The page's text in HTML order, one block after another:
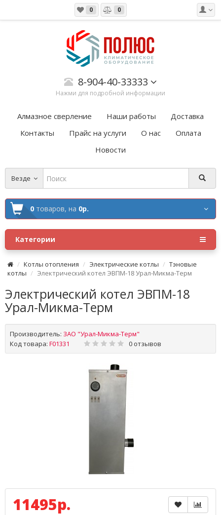
0 0
8-904-40-33333
Нажми для подробной информации
Алмазное сверление Наши работы
Доставка
Контакты
Прайс на услуги О нас
Оплата
Новости
Везде
0 товаров, на 0р.
Категории
Котлы отопления Электрические котлы
Тэновые
котлы
Электрический котел ЭВПМ-18 Урал-Микма-Терм
Электрический котел ЭВПМ-18
Урал-Микма-Терм
Производитель: ЗАО "Урал-Микма-Терм"
Код товара: F01331 0 отзывов
11495р.